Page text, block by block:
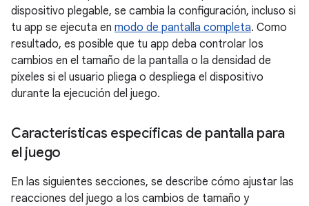
dispositivo plegable, se cambia la configuración, incluso si
tu app se ejecuta en modo de pantalla completa. Como
resultado, es posible que tu app deba controlar los
cambios en el tamaño de la pantalla o la densidad de
píxeles si el usuario pliega o despliega el dispositivo
durante la ejecución del juego.
Características específicas de pantalla para
el juego
En las siguientes secciones, se describe cómo ajustar las
reacciones del juego a los cambios de tamaño y